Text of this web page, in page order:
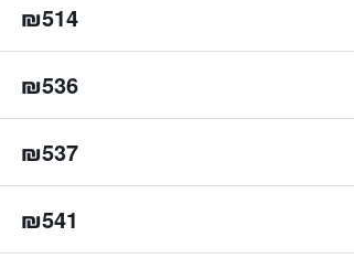
₪514
₪536
₪537
₪541